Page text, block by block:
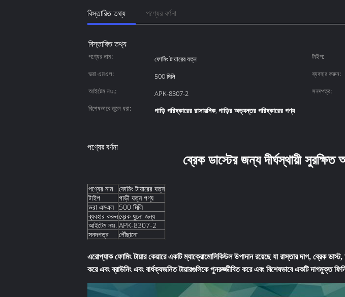
বিস্তারিত তথ্য পণ্যের বর্ণনা
বিস্তারিত তথ্য
পণ্যের নাম: ফোমিং টায়ারের যত্ন টাইপ:
ভরা এমএল:
500 মিলি ব্যবহার করুন:
আইটেম নংঃ.:
APK-8307-2 সনদপত্র:
বিশেষভাবে তুলে ধরা:
গাড়ি পরিষ্কারের রাসায়নিক, গাড়ির অভ্যন্তর পরিষ্কারের পণ্য
পণ্যের বর্ণনা
ব্রেক ডাস্টের জন্য দীর্ঘস্থায়ী
পণ্যের নাম
ফোমিং টায়ারের যত্ন
টাইপ
গাড়ী যত্ন পণ্য
ভরা এমএল 500 মিলি
ব্যবহার করুনব্রেক ধুলো জন্য
আইটেম নংঃ. APK-8307-2
সনদপত্র
পৌঁছানো
এরোপ্যাক ফোমিং টায়ার কেয়ারে একটি ম্যাক্রোমোলিকিউল উপাদান রয়েছে যা রাস্তার দাগ, ব্রেক
করে এবং ব্রাউনিং এবং বার্ধক্যজনিত টায়ারগুলিকে পুনরুজ্জীবিত করে এবং বিশেষভাবে একটি দাগমুক্ত